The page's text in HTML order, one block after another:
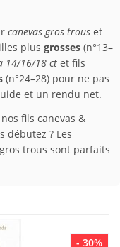
canevas gros trous et
plus grosses (n°13–
14/16/18 ct et fils
(n°24–28) pour ne pas
et un rendu net.
fils canevas &
débutez ? Les
trous sont parfaits
- 30%